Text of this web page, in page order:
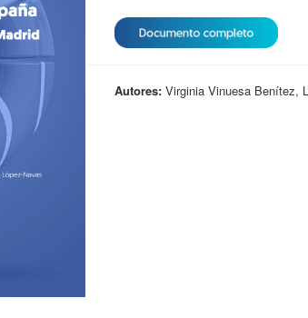
Autores: Virginia Vinuesa Benítez,